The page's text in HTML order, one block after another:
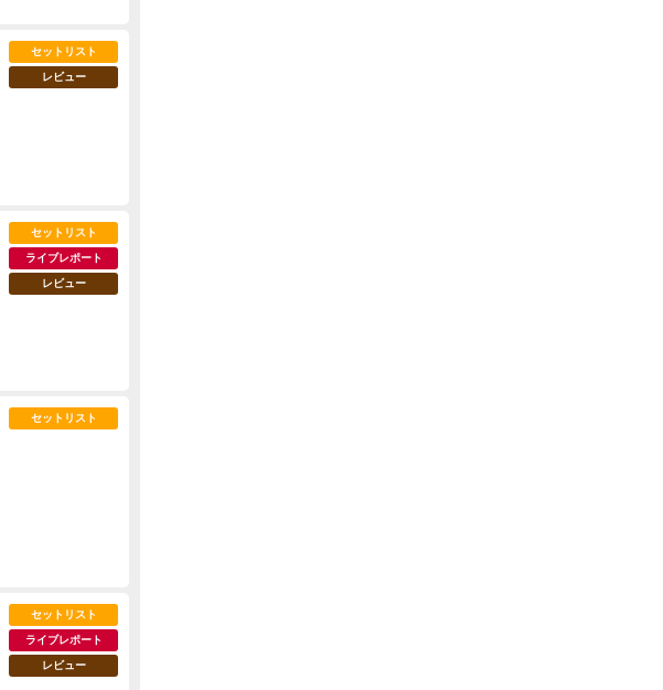
セットリスト
レビュー
セットリスト
ライブレポート
レビュー
セットリスト
セットリスト
ライブレポート
レビュー